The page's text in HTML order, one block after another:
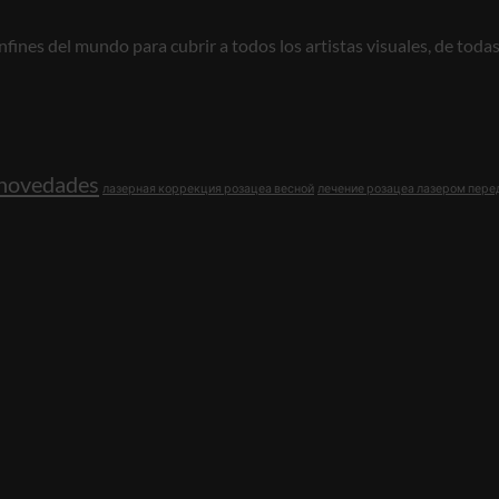
del mundo para cubrir a todos los artistas visuales, de
лазерная коррекция розацеа весной лечение розацеа лазером